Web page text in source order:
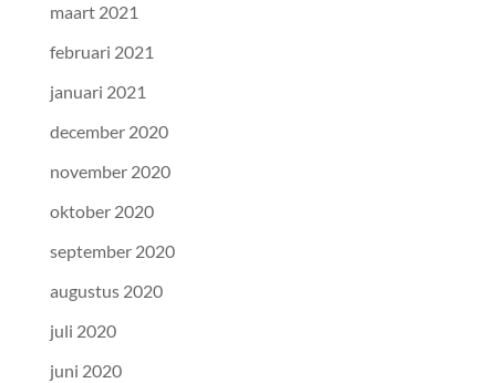
maart 2021
februari 2021
januari 2021
december 2020
november 2020
oktober 2020
september 2020
augustus 2020
juli 2020
juni 2020